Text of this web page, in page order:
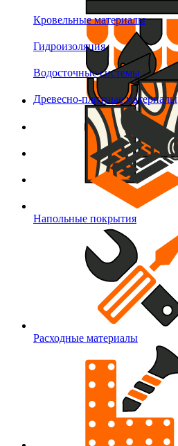
Кровельные материалы
Гидроизоляция
Водосточные системы
Древесно-плитные материалы
Напольные покрытия
Расходные материалы